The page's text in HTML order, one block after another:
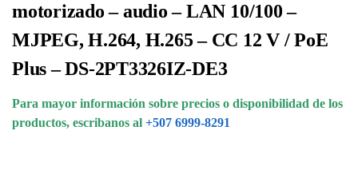
motorizado – audio – LAN 10/100 –
MJPEG, H.264, H.265 – CC 12 V / PoE
Plus – DS-2PT3326IZ-DE3
Para mayor información sobre precios o disponibilidad de los
productos, escribanos al +507 6999-8291